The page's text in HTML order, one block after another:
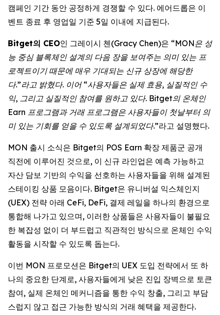
캠페인 기간 동안 공정하게 경쟁할 수 있다. 에어드롭은 이
벤트 종료 후 영업일 기준 5일 이내에 지급된다.
Bitget의 CEO인 그레이시 첸(Gracy Chen)은 “MON은 성
능 중심 블록체인 설계의 다음 장을 보여주는 의미 있는 프
로젝트이기 때문에 매우 기대되는 신규 상장에 해당한
다.”라고 밝혔다. 이어 “사용자들은 실제 효용, 실질적인 수
익, 그리고 실질적인 참여를 원하고 있다. Bitget의 온체인
Earn 프로그램과 거래 프로그램은 사용자들이 첫날부터 의
미 있는 기회를 얻을 수 있도록 설계되었다.”라고 설명했다.
MON 출시 소식은 Bitget의 POS Earn 확장 제품군 공개
직전에 이루어진 것으로, 이 신규 라인업은 예측 가능하고
자산 담보 기반의 수익을 선호하는 사용자들을 위해 설계된
스테이킹 상품 모음이다. Bitget은 유니버설 익스체인지
(UEX) 전략 아래 CeFi, DeFi, 결제 레일을 하나의 환경으로
통합해 나가고 있으며, 이러한 상품들은 사용자들이 불필요
한 복잡성 없이 더 부드럽고 직관적인 방식으로 온체인 수익
활동을 시작할 수 있도록 돕는다.
이번 MON 프로모션은 Bitget의 UEX 도입 전략에서 또 하
나의 중요한 단계로, 사용자들에게 낮은 진입 장벽으로 토큰
참여, 실제 온체인 메커니즘을 통한 수익 창출, 그리고 부담
스럽지 않고 접근 가능한 방식의 거래 혜택을 제공한다.